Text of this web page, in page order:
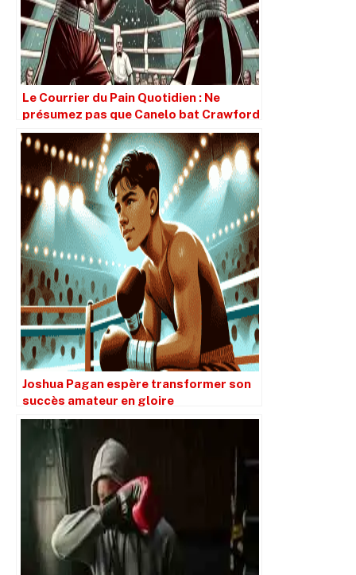
Le Courrier du Pain Quotidien : Ne
présumez pas que Canelo bat Crawford
simplement parce qu’il est plus grand.
Joshua Pagan espère transformer son
succès amateur en gloire
professionnelle.